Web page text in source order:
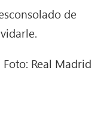
de
Foto: Real Madrid